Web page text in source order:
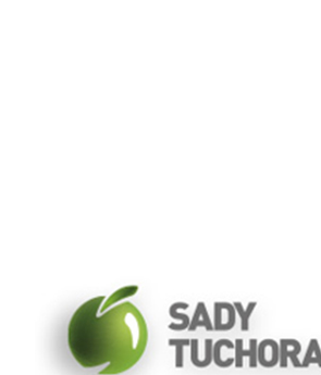
Sady Tuchoraz Spol SRO
Czech Republic Partners